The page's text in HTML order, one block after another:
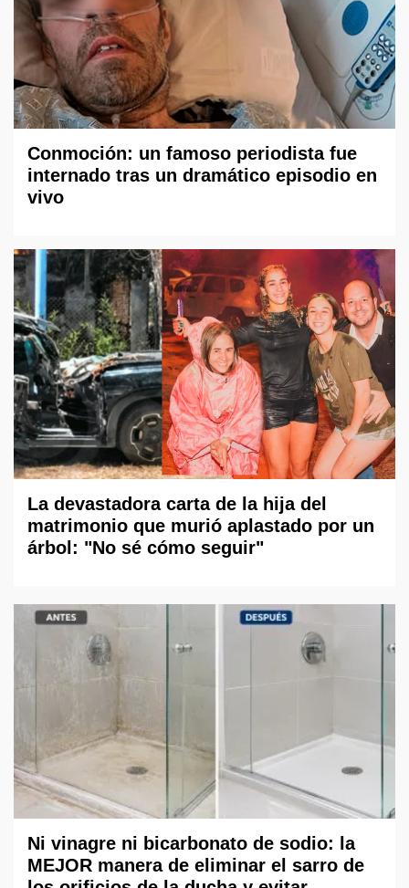
Conmoción: un famoso periodista fue
internado tras un dramático episodio en
vivo
La devastadora carta de la hija del
matrimonio que murió aplastado por un
árbol: "No sé cómo seguir"
Ni vinagre ni bicarbonato de sodio: la
MEJOR manera de eliminar el sarro de